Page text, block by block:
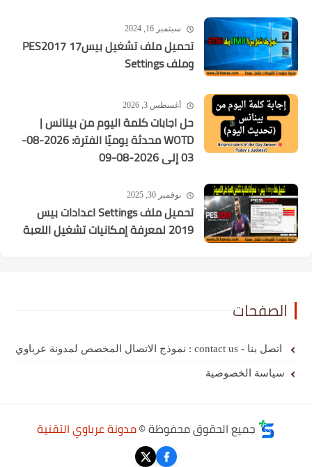
سبتمبر 16, 2024
تحميل ملف تشغيل بيس17 PES2017
وملف Settings
أغسطس 3, 2026
حل اجابات كلمة اليوم من بينانس |
WOTD محدثة يوميًا الفترة: 2026-08-
03 إلى 2026-08-09
نوفمبر 30, 2025
تحميل ملف Settings اعدادات بيس
2019 لمعرفة إمكانيات تشغيل اللعبة
الصفحات
اتصل بنا - contact us : نموذج الاتصال المخصص لمدونة عرباوي
سياسة الخصوصية
جميع الحقوق محفوظة ©مدونة عرباوي التقنية